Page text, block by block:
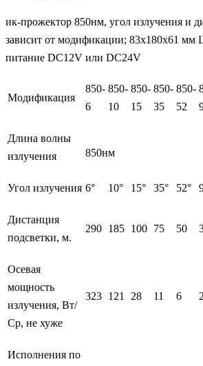
ик-прожектор 850нм, угол излучения и
зависит от модификации; 83х180х61 мм
питание DC12V или DC24V
Модификация
850-
6
850-
10
850-
15
850-
35
850-
52
Длина волны
излучения
850нм
Угол излучения 6° 10° 15° 35° 52°
Дистанция
подсветки, м.
290 185 100 75 50
Осевая
мощность
излучения, Вт/
Ср, не хуже
323 121 28 11 6
Исполнения по